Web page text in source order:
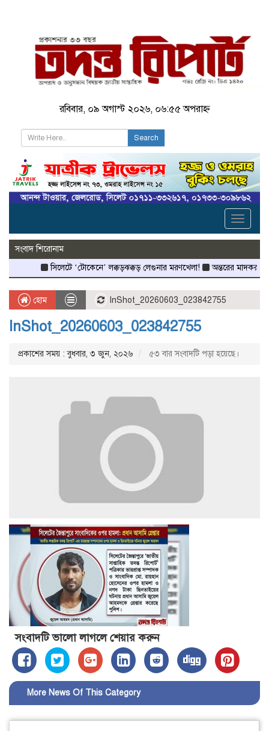
রবিবার, ০৯ অগাস্ট ২০২৬, ০৬:৫৫ অপরাহ্ন
Search
Toggle
সংবাদ শিরোনাম
সিলেটে ‘টোকেনে’ লক্কড়ঝক্কড় লেগুনার মরণখেলা!
অন্তরের মাদকরাজ্যে
হোম InShot_20260603_023842755
InShot_20260603_023842755
প্রকাশের সময় : বুধবার, ৩ জুন, ২০২৬ ৫৩ বার সংবাদটি পড়া হয়েছে।
সংবাদটি ভালো লাগলে শেয়ার করুন
More News Of This Category